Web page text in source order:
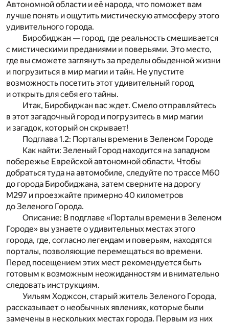
Автономной области и её народа, что поможет вам
лучше понять и ощутить мистическую атмосферу этого
удивительного города.
Биробиджан — город, где реальность смешивается
с мистическими преданиями и поверьями. Это место,
где вы сможете заглянуть за пределы обыденной жизни
и погрузиться в мир магии и тайн. Не упустите
возможность посетить этот удивительный город
и открыть для себя его тайны.
Итак, Биробиджан вас ждет. Смело отправляйтесь
в этот загадочный город и погрузитесь в мир магии
и загадок, который он скрывает!
Подглава 1.2: Порталы времени в Зеленом Городе
Как найти: Зеленый Город находится на западном
побережье Еврейской автономной области. Чтобы
добраться туда на автомобиле, следуйте по трассе М60
до города Биробиджана, затем сверните на дорогу
М297 и проезжайте примерно 40 километров
до Зеленого Города.
Описание: В подглаве «Порталы времени в Зеленом
Городе» вы узнаете о удивительных местах этого
города, где, согласно легендам и поверьям, находятся
порталы, позволяющие перемещаться во времени.
Перед посещением этих мест рекомендуется быть
готовым к возможным неожиданностям и внимательно
следовать инструкциям.
Уильям Ходжсон, старый житель Зеленого Города,
рассказывает о необычных явлениях, которые были
замечены в нескольких местах города. Первым из них